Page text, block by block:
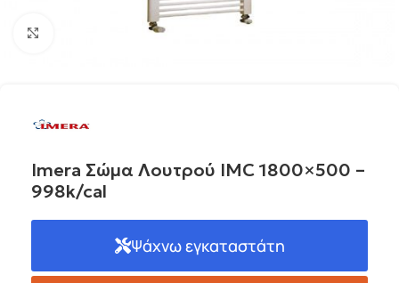
Click to enlarge
Imera Σώμα Λουτρού IMC 1800×500 –
998k/cal
Ψάχνω εγκαταστάτη